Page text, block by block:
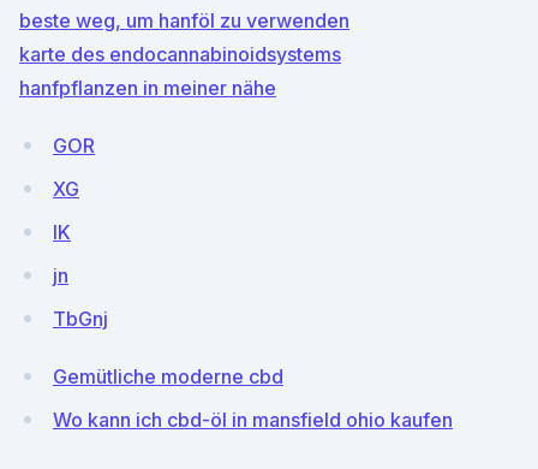
beste weg, um hanföl zu verwenden
karte des endocannabinoidsystems
hanfpflanzen in meiner nähe
GOR
XG
IK
jn
TbGnj
Gemütliche moderne cbd
Wo kann ich cbd-öl in mansfield ohio kaufen